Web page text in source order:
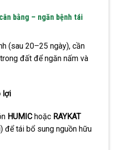
bằng – ngăn bệnh tái
(sau 20–25 ngày), cần
đất đểngăn nấm và
lợi
HUMIC hoặc RAYKAT
để tái bổ sung nguồn hữu